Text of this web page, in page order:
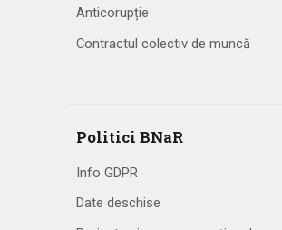
Anticorupție
Contractul colectiv de muncă
Politici BNaR
Info GDPR
Date deschise